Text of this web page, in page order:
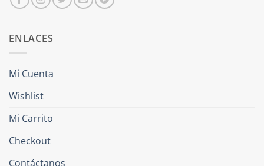
ENLACES
Mi Cuenta
Wishlist
Mi Carrito
Checkout
Contáctanos